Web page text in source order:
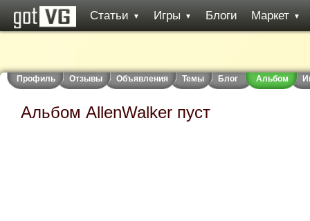
Статьи ▼ Игры ▼ Блоги Маркет ▼
Профиль Отзывы Объявления Темы Блог Альбом
Альбом AllenWalker пуст